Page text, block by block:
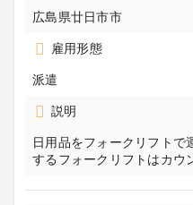
広島県廿日市市
雇用形態
派遣
説明
日用品をフォークリフトで
するフォークリフトはカウ